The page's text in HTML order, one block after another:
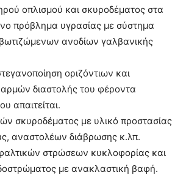
οπλισμού και σκυροδέματος στα
πρόβλημα υγρασίας με σύστημα
ανοδίων γαλβανικής
οριζόντιων και
διαστολής του φέροντα
απαιτείται.
σκυροδέματος με υλικό προστασίας
αναστολέων διάβρωσης κ.λπ.
στρώσεων κυκλοφορίας και
με ανακλαστική βαφή.